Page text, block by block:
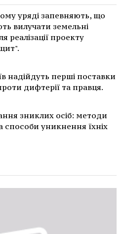
уряді запевняють, що
вилучати земельні
реалізації проекту
надійдуть перші поставки
дифтерії та правця.
зниклих осіб: методи
способи уникнення їхніх